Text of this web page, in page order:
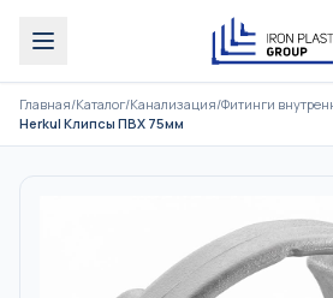
Главная/Каталог/Канализация/Фитинги
Herkul Клипсы ПВХ 75мм